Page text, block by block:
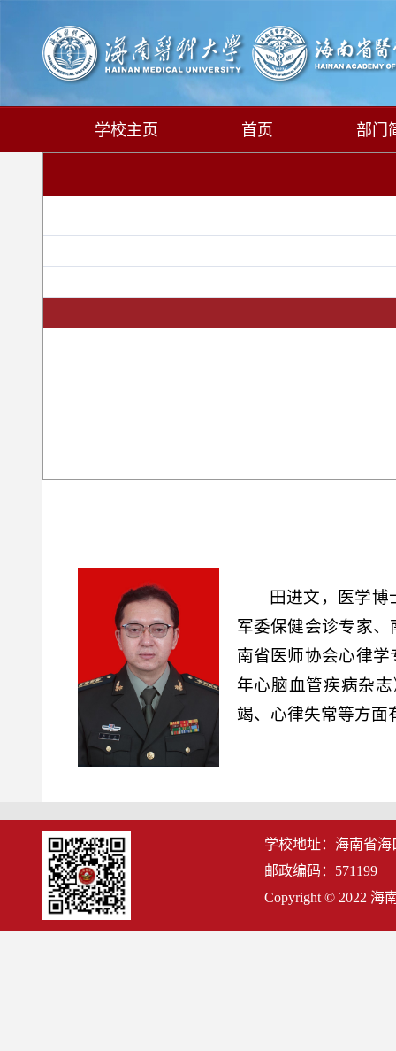
学校主页 首页 部门
田进文，医学
军委保健会诊专家
南省医师协会心律
年心脑血管疾病杂
竭、心律失常等方面
学校地址：海南省
邮政编码：571199
Copyright © 2022 海